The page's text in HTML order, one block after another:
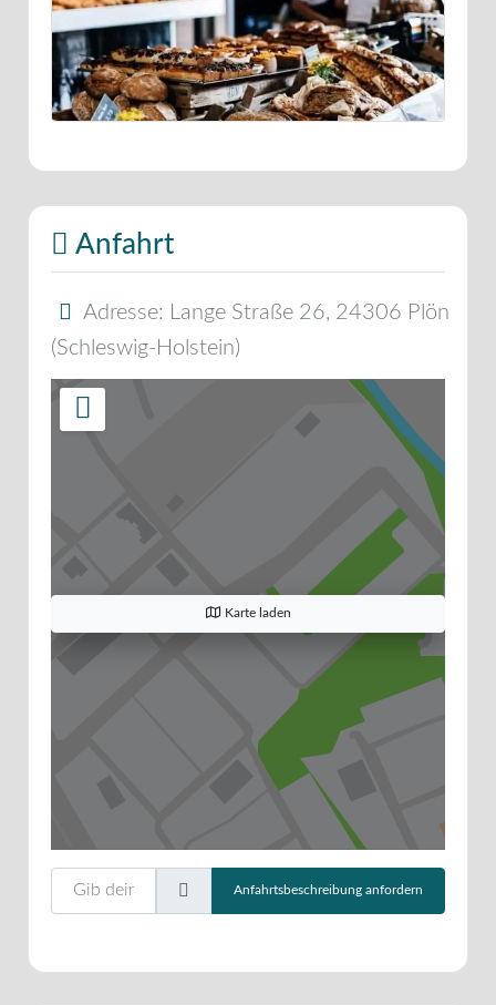
Anfahrt
Adresse: Lange Straße 26, 24306 Plön
(Schleswig-Holstein)
Karte laden
Gib deinen Standort ein.
Anfahrtsbeschreibung anfordern